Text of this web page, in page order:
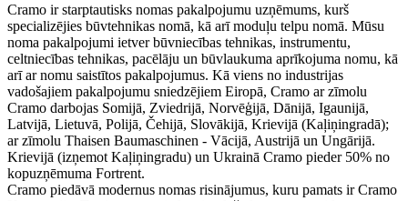
Cramo ir starptautisks nomas pakalpojumu uzņēmums, kurš
specializējies būvtehnikas nomā, kā arī moduļu telpu nomā. Mūsu
noma pakalpojumi ietver būvniecības tehnikas, instrumentu,
celtniecības tehnikas, pacēlāju un būvlaukuma aprīkojuma nomu, kā
arī ar nomu saistītos pakalpojumus. Kā viens no industrijas
vadošajiem pakalpojumu sniedzējiem Eiropā, Cramo ar zīmolu
Cramo darbojas Somijā, Zviedrijā, Norvēģijā, Dānijā, Igaunijā,
Latvijā, Lietuvā, Polijā, Čehijā, Slovākijā, Krievijā (Kaļiņingradā);
ar zīmolu Thaisen Baumaschinen - Vācijā, Austrijā un Ungārijā.
Krievijā (izņemot Kaļiņingradu) un Ukrainā Cramo pieder 50% no
kopuzņēmuma Fortrent.
Cramo piedāvā modernus nomas risinājumus, kuru pamats ir Cramo